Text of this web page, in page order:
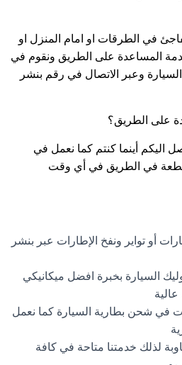
في الطرقات او امام المنزل او
المساعدة على الطريق ونقوم في
وعبر الاتصال في رقم بنشر
على الطريق؟
اليكم أينما كنتم كما نعمل في
في الطريق في أي وقت
أو تواير ونفخ الإطارات عبر بنشر
السيارة بخبرة افضل ميكانيكي
في شحن بطارية السيارة كما نعمل
لذلك خدمتنا متاحة في كافة